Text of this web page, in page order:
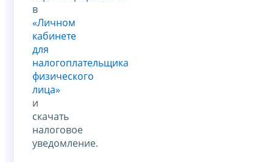
в
«Личном
кабинете
для
налогоплательщика
физического
лица»
и
скачать
налоговое
уведомление.